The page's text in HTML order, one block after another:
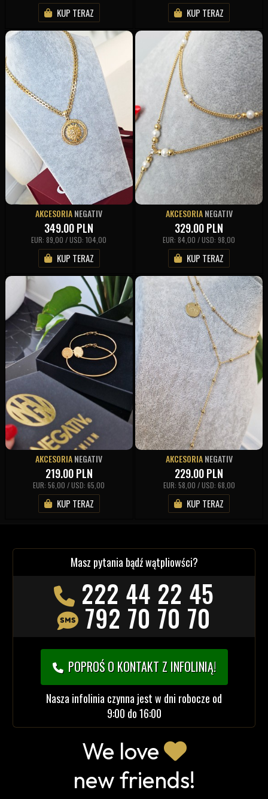
KUP TERAZ KUP TERAZ
AKCESORIANEGATIV
349.00PLN
EUR: 89,00 / USD: 104,00
KUP TERAZ
AKCESORIANEGATIV
329.00PLN
EUR: 84,00 / USD: 98,00
KUP TERAZ
AKCESORIANEGATIV
219.00PLN
EUR: 56,00 / USD: 65,00
KUP TERAZ
AKCESORIANEGATIV
229.00PLN
EUR: 58,00 / USD: 68,00
KUP TERAZ
Masz pytania bądź wątpliowści?
222 44 22 45
792 70 70 70
POPROŚ O KONTAKT Z INFOLINIĄ!
Nasza infolinia czynna jest w dni robocze od
9:00 do 16:00
We love
new friends!